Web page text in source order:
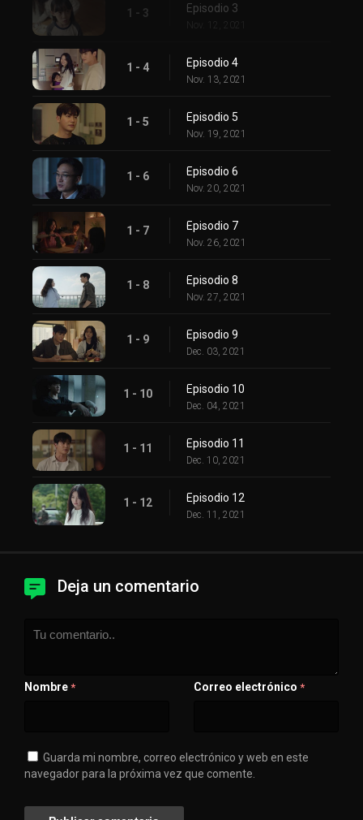
1 - 3 Episodio 3
1 - 4 Episodio 4
Nov. 13, 2021
1 - 5 Episodio 5
Nov. 19, 2021
1 - 6 Episodio 6
Nov. 20, 2021
1 - 7 Episodio 7
Nov. 26, 2021
1 - 8 Episodio 8
Nov. 27, 2021
1 - 9 Episodio 9
Dec. 03, 2021
1 - 10 Episodio 10
Dec. 04, 2021
1 - 11 Episodio 11
Dec. 10, 2021
1 - 12 Episodio 12
Dec. 11, 2021
Deja un comentario
Nombre * Correo electrónico *
Guarda mi nombre, correo electrónico y web en este
navegador para la próxima vez que comente.